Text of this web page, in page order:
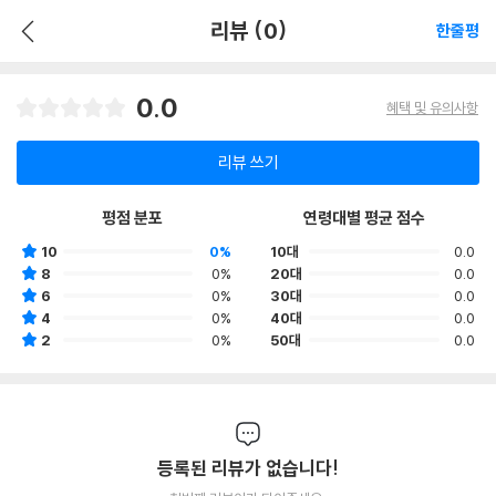
리뷰 (0) 한줄평
0.0 혜택 및 유의사항
리뷰 쓰기
평점 분포
10
0%
8
0%
6
0%
4
0%
2
0%
연령대별 평균 점수
10대
0.0
20대
0.0
30대
0.0
40대
0.0
50대
0.0
등록된 리뷰가 없습니다!